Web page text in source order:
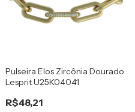
Pulseira Elos Zircônia Dourado
Lesprit U25K04041
R$48,21